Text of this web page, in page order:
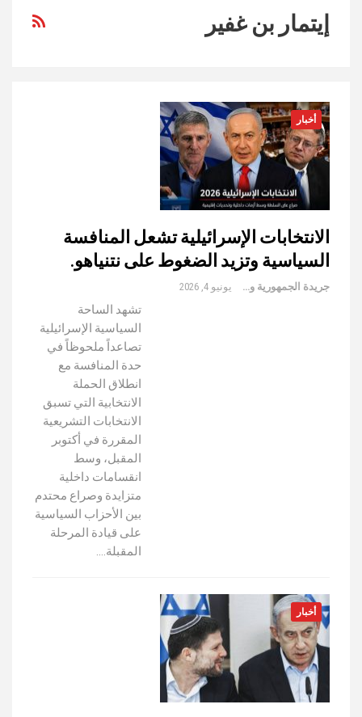
إيتمار بن غفير
أخبار
الانتخابات الإسرائيلية تشعل المنافسة
السياسية وتزيد الضغوط على نتنياهو.
جريدة الجمهورية والعالم يونيو 4, 2026
تشهد الساحة
السياسية الإسرائيلية
تصاعداً ملحوظاً في
حدة المنافسة مع
انطلاق الحملة
الانتخابية التي تسبق
الانتخابات التشريعية
المقررة في أكتوبر
المقبل، وسط
انقسامات داخلية
متزايدة وصراع محتدم
بين الأحزاب السياسية
على قيادة المرحلة
المقبلة.…
أخبار